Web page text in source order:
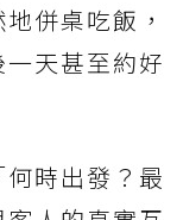
併桌吃飯，
天甚至約好
時出發？最